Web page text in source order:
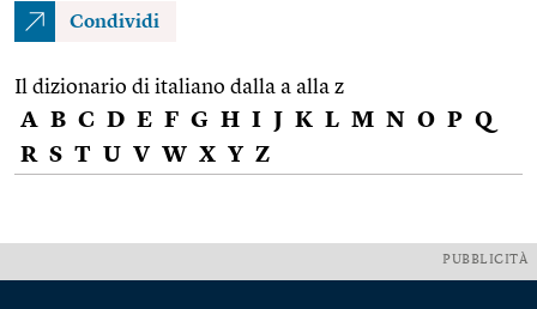
Condividi
Il dizionario di italiano dalla a alla z
A B C D E F G H I J K L M N O P Q
R S T U V W X Y Z
PUBBLICITÀ